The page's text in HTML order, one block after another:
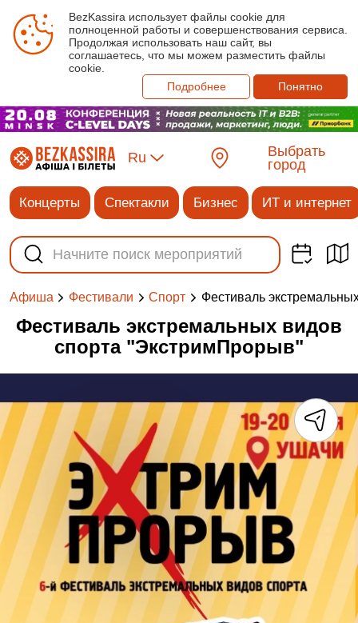
BezKassira использует файлы cookie для
полноценной работы и совершенствования сервиса.
Продолжая использовать наш сайт, вы
соглашаетесь, что мы можем разместить файлы
cookie.
Подробнее
Понятно
Ru
Выбрать
город
Концерты Спектакли Бизнес ИТ и интернет
Афиша Фестивали Спорт Фестиваль
Фестиваль экстремальных видов
спорта "ЭкстримПрорыв"